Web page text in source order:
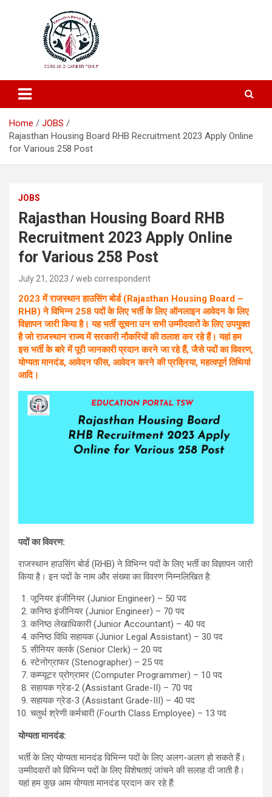
Education Portal
Home
JOBS
Rajasthan Housing Board RHB Recruitment 2023 Apply Online
for Various 258 Post
JOBS
Rajasthan Housing Board RHB
Recruitment 2023 Apply Online
for Various 258 Post
July 21, 2023 web correspondent
2023 में राजस्थान हाउसिंग बोर्ड (Rajasthan Housing Board –
RHB) ने विभिन्न 258 पदों के लिए भर्ती के लिए ऑनलाइन आवेदन के लिए
विज्ञापन जारी किया है। यह भर्ती सूचना उन सभी उम्मीदवारों के लिए उपयुक्त
है जो राजस्थान राज्य में सरकारी नौकरियों की तलाश कर रहे हैं। यहां हम
इस भर्ती के बारे में पूरी जानकारी प्रदान करने जा रहे हैं, जैसे पदों का विवरण,
योग्यता मानदंड, आवेदन फीस, आवेदन करने की प्रक्रिया, महत्वपूर्ण तिथियां
आदि।
पदों का विवरण:
राजस्थान हाउसिंग बोर्ड (RHB) ने विभिन्न पदों के लिए भर्ती का विज्ञापन जारी
किया है। इन पदों के नाम और संख्या का विवरण निम्नलिखित है:
जूनियर इंजीनियर (Junior Engineer) – 50 पद
कनिष्ठ इंजीनियर (Junior Engineer) – 70 पद
कनिष्ठ लेखाधिकारी (Junior Accountant) – 40 पद
कनिष्ठ विधि सहायक (Junior Legal Assistant) – 30 पद
सीनियर क्लर्क (Senior Clerk) – 20 पद
स्टेनोग्राफर (Stenographer) – 25 पद
कम्प्यूटर प्रोग्रामर (Computer Programmer) – 10 पद
सहायक ग्रेड-2 (Assistant Grade-II) – 70 पद
सहायक ग्रेड-3 (Assistant Grade-III) – 40 पद
चतुर्थ श्रेणी कर्मचारी (Fourth Class Employee) – 13 पद
योग्यता मानदंड:
भर्ती के लिए योग्यता मानदंड विभिन्न पदों के लिए अलग-अलग हो सकते हैं।
उम्मीदवारों को विभिन्न पदों के लिए विशेषताएं जांचने की सलाह दी जाती है।
यहां हम कुछ आम योग्यता मानदंड प्रदान कर रहे हैं: